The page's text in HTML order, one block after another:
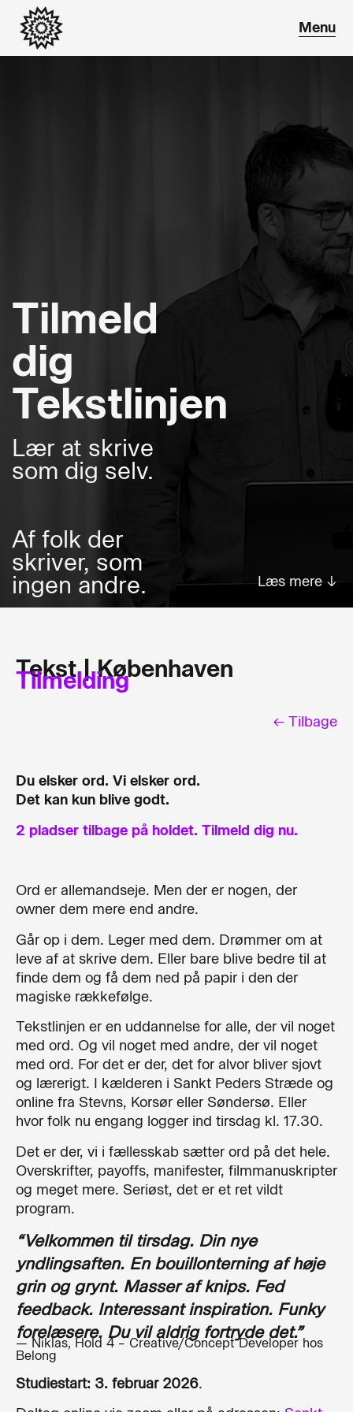
Tilmeld
dig
Tekstlinjen
Lær at skrive
som dig selv.
Af folk der
skriver, som
ingen andre. Læs mere ↓
Tekst | Københaven
Tilmelding
← Tilbage
Du elsker ord. Vi elsker ord.
Det kan kun blive godt.
2 pladser tilbage på holdet. Tilmeld dig nu.
Ord er allemandseje. Men der er nogen, der
owner dem mere end andre.
Går op i dem. Leger med dem. Drømmer om at
leve af at skrive dem. Eller bare blive bedre til at
finde dem og få dem ned på papir i den der
magiske rækkefølge.
Tekstlinjen er en uddannelse for alle, der vil noget
med ord. Og vil noget med andre, der vil noget
med ord. For det er der, det for alvor bliver sjovt
og lærerigt. I kælderen i Sankt Peders Stræde og
online fra Stevns, Korsør eller Søndersø. Eller
hvor folk nu engang logger ind tirsdag kl. 17.30.
Det er der, vi i fællesskab sætter ord på det hele.
Overskrifter, payoffs, manifester, filmmanuskripter
og meget mere. Seriøst, det er et ret vildt
program.
“Velkommen til tirsdag. Din nye
yndlingsaften. En bouillonterning af høje
grin og grynt. Masser af knips. Fed
feedback. Interessant inspiration. Funky
forelæsere. Du vil aldrig fortryde det.”
— Niklas, Hold 4 – Creative/Concept Developer hos
Belong
Studiestart: 3. februar 2026.